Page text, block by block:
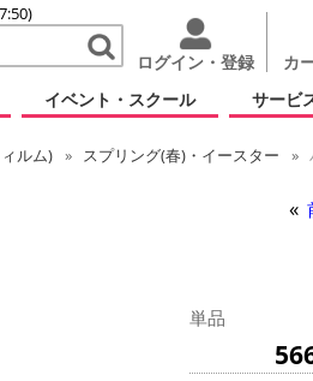
ログイン・登録 カ
イベント・スクール サービ
ルム) スプリング(春)・イースター
単品